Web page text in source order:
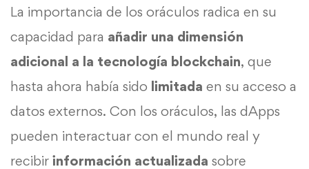
La importancia de los oráculos radica en su
capacidad para añadir una dimensión
adicional a la tecnología blockchain, que
hasta ahora había sido limitada en su acceso a
datos externos. Con los oráculos, las dApps
pueden interactuar con el mundo real y
recibir información actualizada sobre